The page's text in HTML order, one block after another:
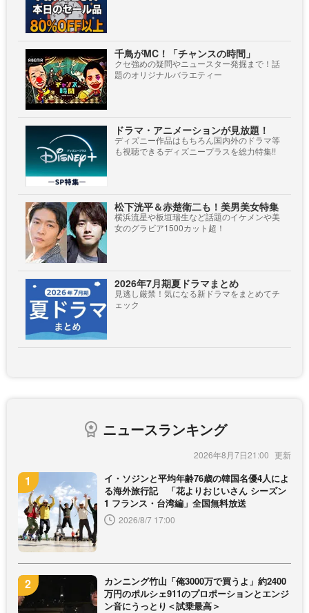
千鳥がMC！「チャンスの時間」
クセ強めの疑問やニュースター発掘まで！話
題のオリジナルバラエティー
ドラマ・アニメーションが見放題！
ディズニー作品はもちろん国内外のドラマ等
も視聴できるディズニープラスを総力特集!!
松下洸平＆赤楚衛二も！美男美女特集
横浜流星や板垣瑞生など話題のイケメンや美
女のグラビア1500カット超！
2026年7月期夏ドラマまとめ
見逃し厳禁！気になる新ドラマをまとめてチ
ェック
ニュースランキング
2026年8月7日21:00
イ・ソジンと平均年齢76歳の韓国名優4人によ
る海外旅行記 「花よりおじいさん シーズン
1 フランス・台湾編」全国無料放送
2026/8/7 17:00
カンニング竹山「俺3000万で買うよ」約2400
万円のポルシェ911のプロポーションとエンジ
ン音にうっとり＜試乗最高＞